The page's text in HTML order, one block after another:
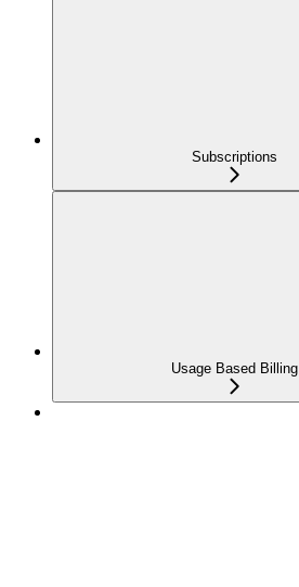
Subscriptions
Usage Based Billing